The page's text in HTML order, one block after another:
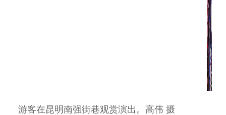
游客在昆明南强街巷观赏演出。高伟 摄